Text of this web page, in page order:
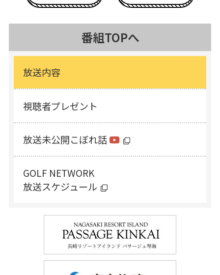
番組TOPへ
放送内容
視聴者プレゼント
放送未公開こぼれ話
GOLF NETWORK
放送スケジュール